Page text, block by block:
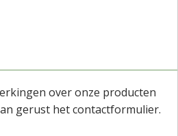
over onze producten
gerust het contactformulier.